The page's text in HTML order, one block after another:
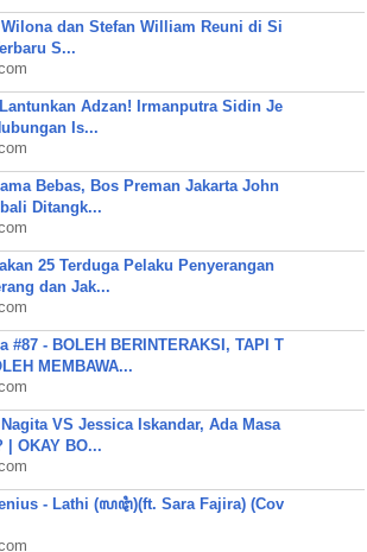
Wilona dan Stefan William Reuni di Si
S...
Adzan! Irmanputra Sidin Je
Is...
Bebas, Bos Preman Jakarta John
Ditangk...
25 Terduga Pelaku Penyerangan
dan Jak...
#87 - BOLEH BERINTERAKSI, TAPI T
MEMBAWA...
Nagita VS Jessica Iskandar, Ada Masa
| OKAY BO...
- Lathi (ꦭꦛꦶ)(ft. Sara Fajira) (Cov